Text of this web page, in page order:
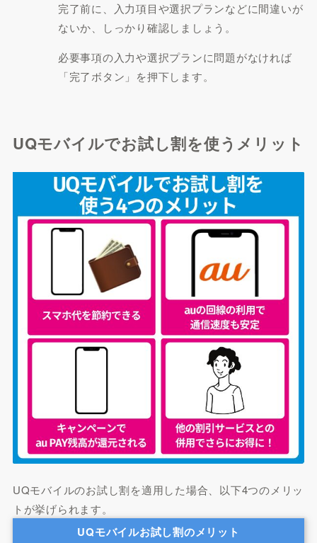
完了前に、入力項目や選択プランなどに間違いが
ないか、しっかり確認しましょう。
必要事項の入力や選択プランに問題がなければ
「完了ボタン」を押下します。
UQモバイルでお試し割を使うメリット
UQモバイルのお試し割を適用した場合、以下4つのメリッ
トが挙げられます。
UQモバイルお試し割のメリット